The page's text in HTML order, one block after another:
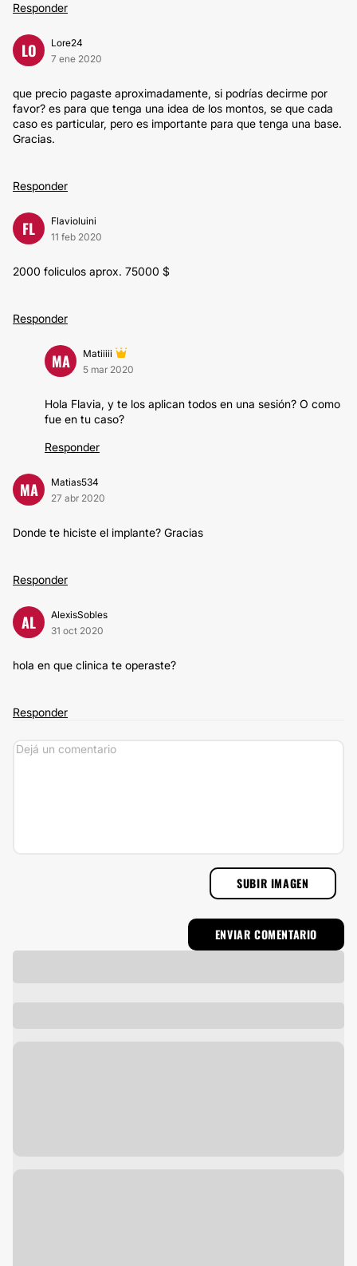
Responder
LO
Lore24
7 ene 2020
que precio pagaste aproximadamente, si podrías decirme por
favor? es para que tenga una idea de los montos, se que cada
caso es particular, pero es importante para que tenga una base.
Gracias.
Responder
FL
Flavioluini
11 feb 2020
2000 foliculos aprox. 75000 $
Responder
MA
Matiiiii
5 mar 2020
Hola Flavia, y te los aplican todos en una sesión? O como
fue en tu caso?
Responder
MA
Matias534
27 abr 2020
Donde te hiciste el implante? Gracias
Responder
AL
AlexisSobles
31 oct 2020
hola en que clinica te operaste?
Responder
SUBIR IMAGEN